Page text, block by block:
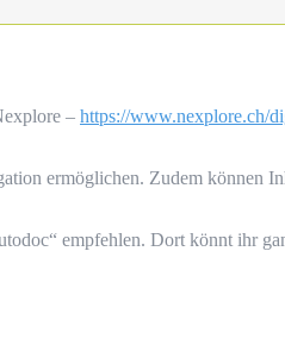
– https://www.nexplore.ch/
ermöglichen. Zudem können
empfehlen. Dort könnt ihr